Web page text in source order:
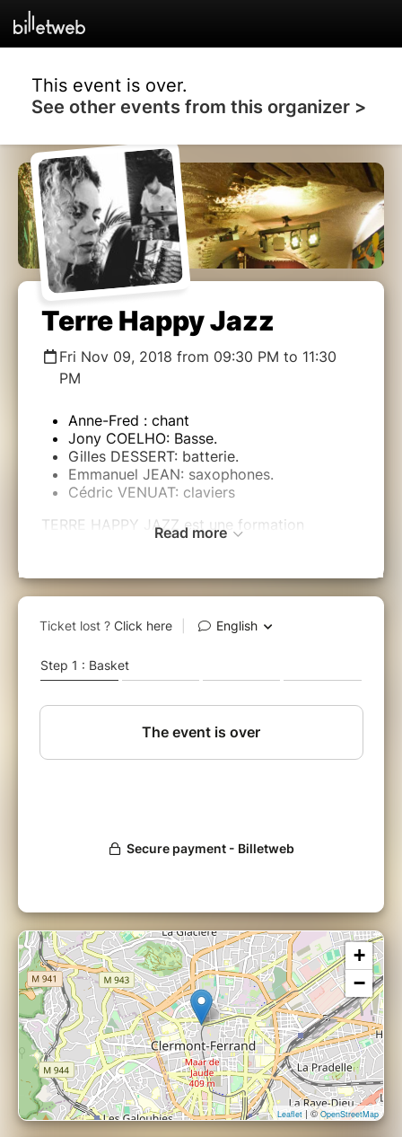
This event is over.
See other events from this organizer >
Terre Happy Jazz
Fri Nov 09, 2018 from 09:30 PM to 11:30
PM
Anne-Fred : chant
Jony COELHO: Basse.
Gilles DESSERT: batterie.
Emmanuel JEAN: saxophones.
Cédric VENUAT: claviers
TERRE HAPPY JAZZ est une formation
acoustique dont le répertoire est constitué de
mélodies pop, rock ( Beatles, Police, Pink
Floyd…) ou chansons françaises (Nougaro,
jazz, voire latin-jazz ou funk.
Read more
+
−
Leaflet| ©OpenStreetMap